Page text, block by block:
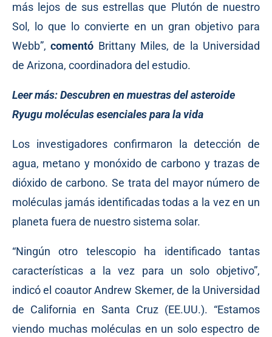
más lejos de sus estrellas que Plutón de nuestro
Sol, lo que lo convierte en un gran objetivo para
Webb”,comentó Brittany Miles, de la Universidad
de Arizona, coordinadora del estudio.
Leer más:Descubren en muestras del asteroide
Ryugu moléculas esenciales para la vida
Los investigadores confirmaron la detección de
agua, metano y monóxido de carbono y trazas de
dióxido de carbono. Se trata del mayor número de
moléculas jamás identificadas todas a la vez en un
planeta fuera de nuestro sistema solar.
“Ningún otro telescopio ha identificado tantas
características a la vez para un solo objetivo”,
indicó el coautor Andrew Skemer, de la Universidad
de California en Santa Cruz (EE.UU.). “Estamos
viendo muchas moléculas en un solo espectro de